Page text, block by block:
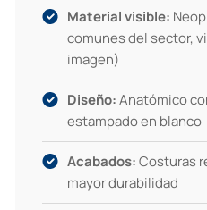
Material visible:
comunes del sector,
imagen)
Diseño:Anatómico
estampado en blanco
Acabados:Costuras
mayor durabilidad